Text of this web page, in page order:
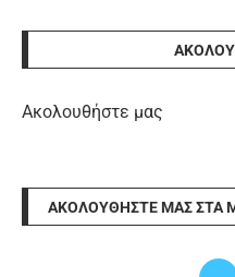
Ακολουθήστε μας
ΑΚΟΛΟΥΘΉΣΤΕ ΜΑΣ ΣΤΑ